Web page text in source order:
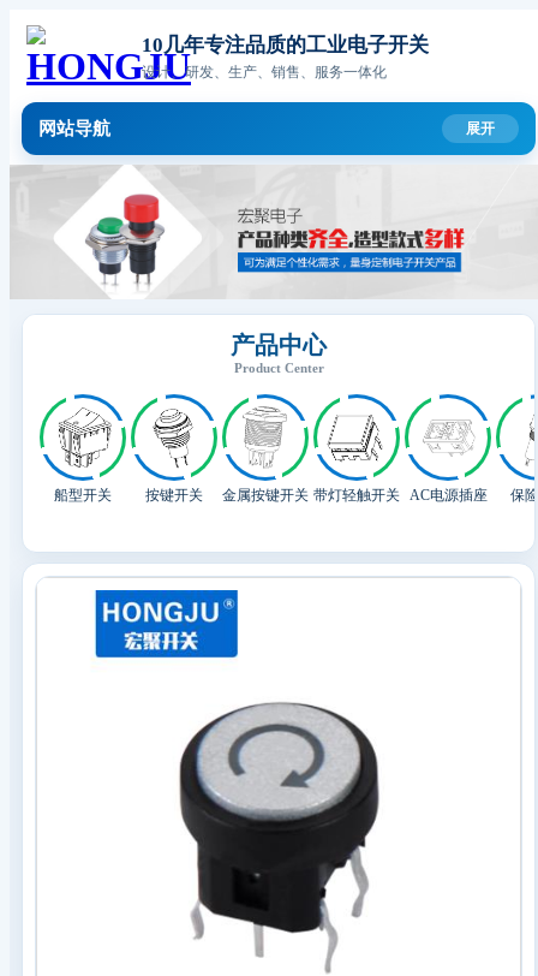
10几年专注品质的工业电子开关
设计、研发、生产、销售、服务一体化
网站导航
产品中心
Product Center
船型开关 按键开关 金属按键开关 带灯轻触开关 AC电源插座 保